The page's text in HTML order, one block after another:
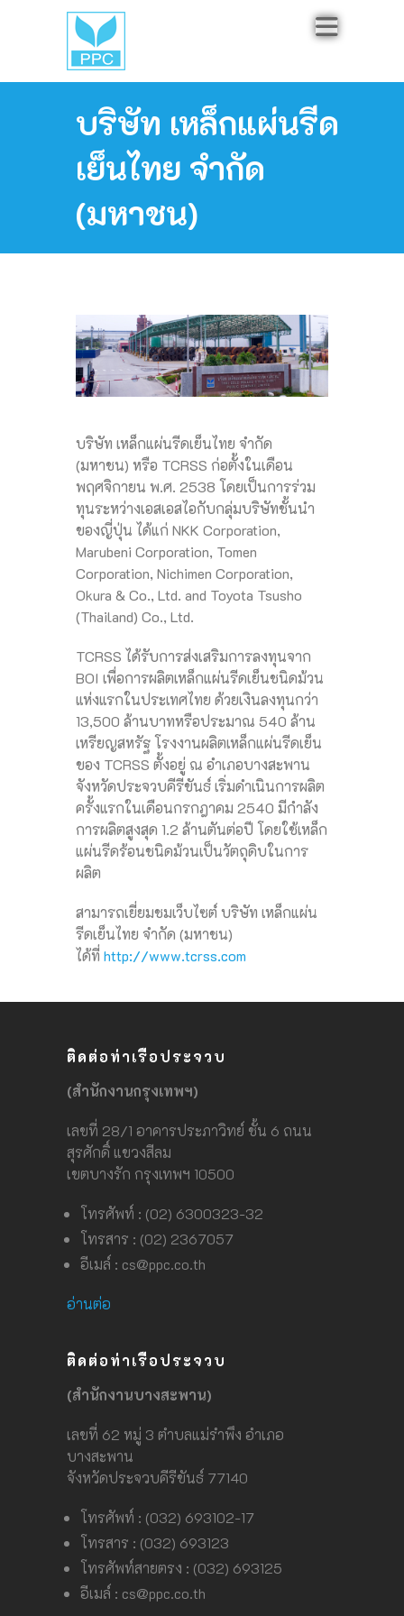
บริษัท เหล็กแผ่นรีด
เย็นไทย จำกัด
(มหาชน)
บริษัท เหล็กแผ่นรีดเย็นไทย จำกัด
(มหาชน) หรือ TCRSS ก่อตั้งในเดือน
พฤศจิกายน พ.ศ. 2538 โดยเป็นการร่วม
ทุนระหว่างเอสเอสไอกับกลุ่มบริษัทชั้นนำ
ของญี่ปุ่น ได้แก่ NKK Corporation,
Marubeni Corporation, Tomen
Corporation, Nichimen Corporation,
Okura & Co., Ltd. and Toyota Tsusho
(Thailand) Co., Ltd.
TCRSS ได้รับการส่งเสริมการลงทุนจาก
BOI เพื่อการผลิตเหล็กแผ่นรีดเย็นชนิดม้วน
แห่งแรกในประเทศไทย ด้วยเงินลงทุนกว่า
13,500 ล้านบาทหรือประมาณ 540 ล้าน
เหรียญสหรัฐ โรงงานผลิตเหล็กแผ่นรีดเย็น
ของ TCRSS ตั้งอยู่ ณ อำเภอบางสะพาน
จังหวัดประจวบคีรีขันธ์ เริ่มดำเนินการผลิต
ครั้งแรกในเดือนกรกฎาคม 2540 มีกำลัง
การผลิตสูงสุด 1.2 ล้านตันต่อปี โดยใช้เหล็ก
แผ่นรีดร้อนชนิดม้วนเป็นวัตถุดิบในการ
ผลิต
สามารถเยี่ยมชมเว็บไซต์ บริษัท เหล็กแผ่น
รีดเย็นไทย จำกัด (มหาชน)
ได้ที่ http://www.tcrss.com
ติดต่อท่าเรือประจวบ
(สำนักงานกรุงเทพฯ)
เลขที่ 28/1 อาคารประภาวิทย์ ชั้น 6 ถนน
สุรศักดิ์ แขวงสีลม
เขตบางรัก กรุงเทพฯ 10500
โทรศัพท์ : (02) 6300323-32
โทรสาร : (02) 2367057
อีเมล์ : cs@ppc.co.th
อ่านต่อ
ติดต่อท่าเรือประจวบ
(สำนักงานบางสะพาน)
เลขที่ 62 หมู่ 3 ตำบลแม่รำพึง อำเภอ
บางสะพาน
จังหวัดประจวบคีรีขันธ์ 77140
โทรศัพท์ : (032) 693102-17
โทรสาร : (032) 693123
โทรศัพท์สายตรง : (032) 693125
อีเมล์ : cs@ppc.co.th